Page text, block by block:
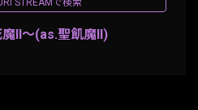
STREAMで検索
II〜(as.聖飢魔II)